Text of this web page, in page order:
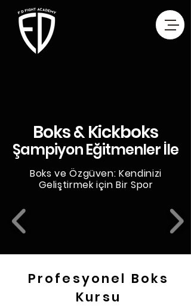
Boks & Kickboks
Şampiyon Eğitmenler İle
Boks ve Özgüven: Kendinizi
Geliştirmek için Bir Spor
Profesyonel Boks
Kursu